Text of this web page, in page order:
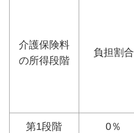
介護保険料
の所得段階
負担割合
第1段階 0％